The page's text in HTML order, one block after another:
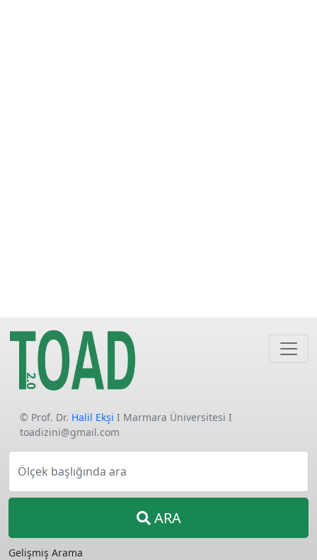
© Prof. Dr. Halil Ekşi I Marmara Üniversitesi I
toadizini@gmail.com
Ölçek başlığında ara
ARA
Gelişmiş Arama